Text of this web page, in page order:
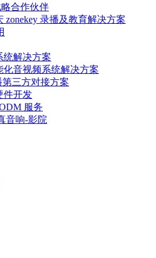
合作伙伴
zonekey 录播及教育解决方案
统解决方案
化音视频系统解决方案
第三方对接方案
件开发
服务
音响-影院